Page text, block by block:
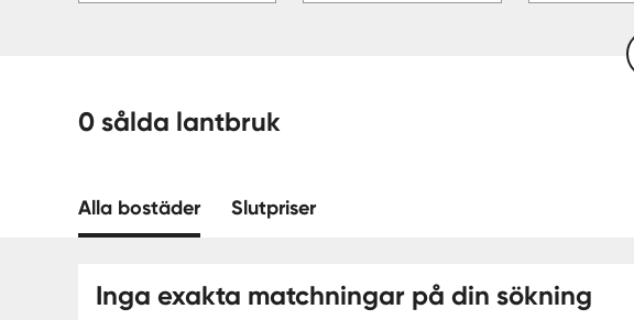
0 sålda lantbruk
Alla bostäder Slutpriser
Inga exakta matchningar på din sökning